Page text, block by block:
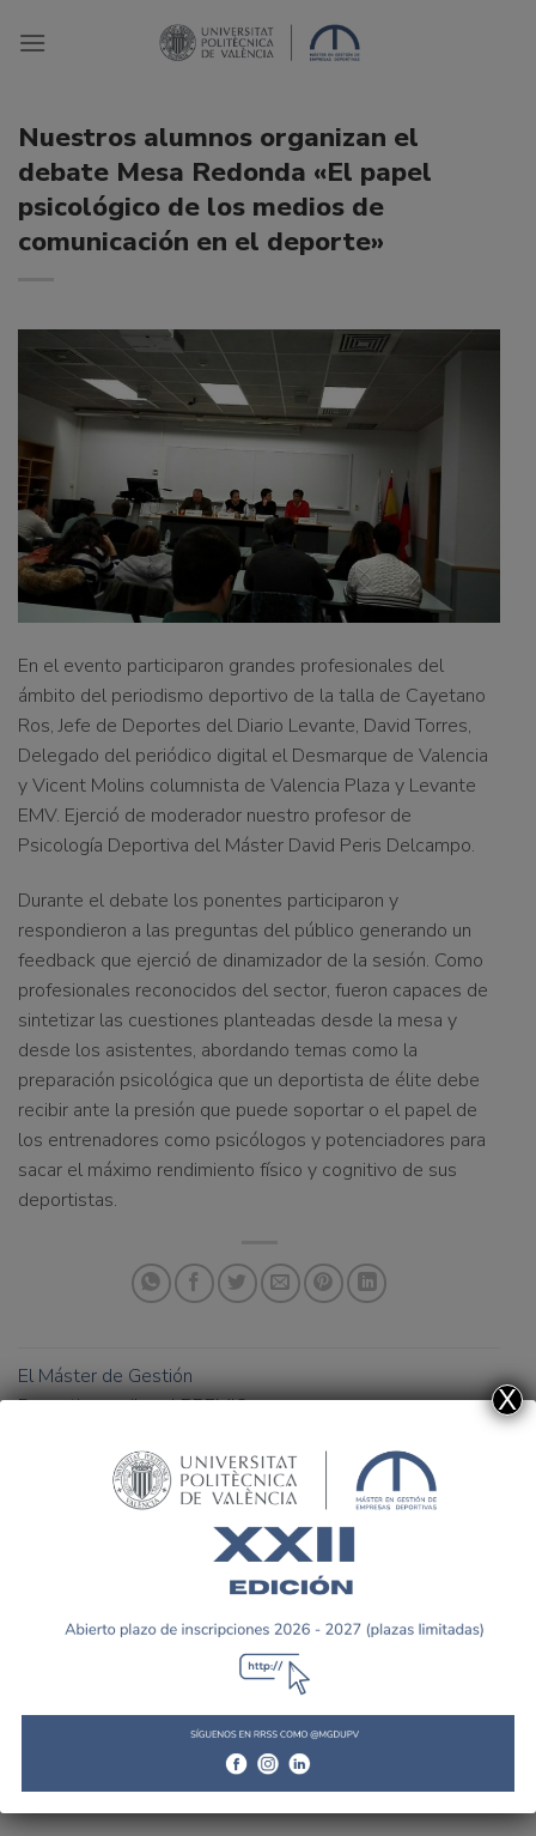
Nuestros alumnos organizan el
debate Mesa Redonda «El papel
psicológico de los medios de
comunicación en el deporte»
En el evento participaron grandes profesionales del
ámbito del periodismo deportivo de la talla de Cayetano
Ros, Jefe de Deportes del Diario Levante, David Torres,
Delegado del periódico digital el Desmarque de Valencia
y Vicent Molins columnista de Valencia Plaza y Levante
EMV. Ejerció de moderador nuestro profesor de
Psicología Deportiva del Máster David Peris Delcampo.
Durante el debate los ponentes participaron y
respondieron a las preguntas del público generando un
feedback que ejerció de dinamizador de la sesión. Como
profesionales reconocidos del sector, fueron capaces de
sintetizar las cuestiones planteadas desde la mesa y
desde los asistentes, abordando temas como la
preparación psicológica que un deportista de élite debe
recibir ante la presión que puede soportar o el papel de
los entrenadores como psicólogos y potenciadores para
sacar el máximo rendimiento físico y cognitivo de sus
deportistas.
El Máster de Gestión
Deportiva recibe el PREMIO
2016 A LA INICIATIVA EN
EL ÁMBITO DE LA
Una clase diferente, una
Master Class
X